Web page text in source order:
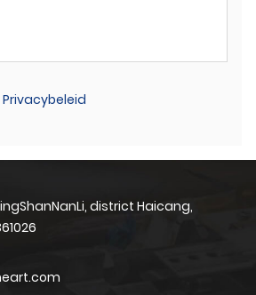
Privacybeleid
district Haicang,